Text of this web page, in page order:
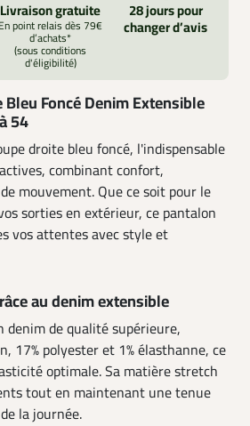
Livraison gratuite
En point relais dès 79€
d’achats*
(sous conditions
d'éligibilité)
28 jours pour
changer d’avis
Bleu Foncé Denim Extensible
54
droite bleu foncé, l'indispensable
combinant confort,
mouvement. Que ce soit pour le
sorties en extérieur, ce pantalon
vos attentes avec style et
au denim extensible
denim de qualité supérieure,
17% polyester et 1% élasthanne, ce
optimale. Sa matière stretch
tout en maintenant une tenue
la journée.